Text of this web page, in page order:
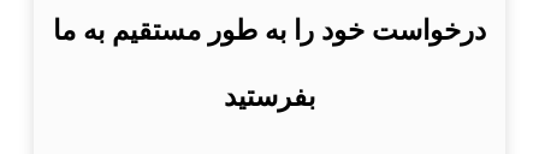
درخواست خود را به طور مستقیم به ما
بفرستید